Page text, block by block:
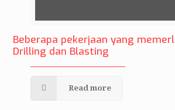
Beberapa pekerjaan yang
Drilling dan Blasting
Read more